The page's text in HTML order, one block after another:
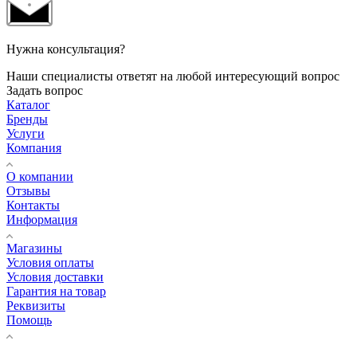
Нужна консультация?
Наши специалисты ответят на любой интересующий вопрос
Задать вопрос
Каталог
Бренды
Услуги
Компания
О компании
Отзывы
Контакты
Информация
Магазины
Условия оплаты
Условия доставки
Гарантия на товар
Реквизиты
Помощь